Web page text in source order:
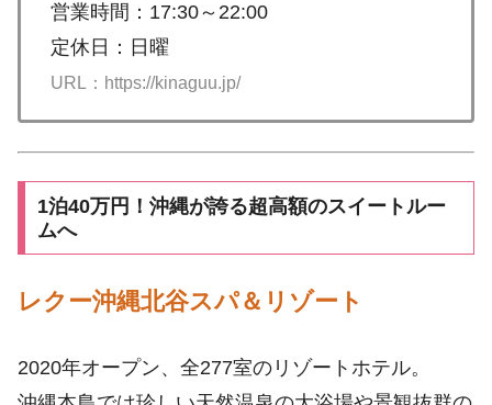
営業時間：17:30～22:00
定休日：日曜
URL：https://kinaguu.jp/
1泊40万円！沖縄が誇る超高額のスイートルー
ムへ
レクー沖縄北谷スパ＆リゾート
2020年オープン、全277室のリゾートホテル。